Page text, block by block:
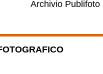
Archivio